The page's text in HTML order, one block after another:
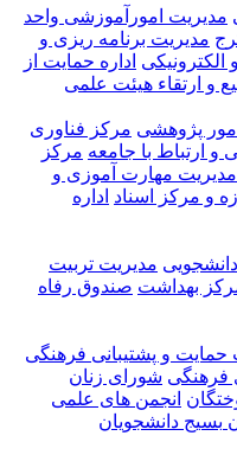
مدیریت امورآموزشی واحد
مدیریت برنامه ریزی و
الکترونیکی اداره حمایت از
و ارتقاء هیئت علمی
پژوهشی مرکز فناوری
و ارتباط با جامعه مرکز
مهارت آموزی و
و مرکز اسناد اداره
مدیریت تربیت
بهداشت صندوق رفاه
حمایت و پشتیبانی فرهنگی
فرهنگی شورای زنان
انجمن های علمی
بسیج دانشجویان